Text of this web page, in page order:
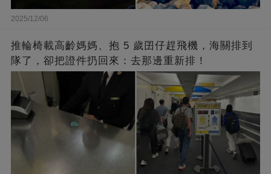
2025/12/06
推輪椅載高齡媽媽、抱 5 歲囝仔趕飛機，海關排到
隊了，卻把證件扔回來：去那邊重新排！